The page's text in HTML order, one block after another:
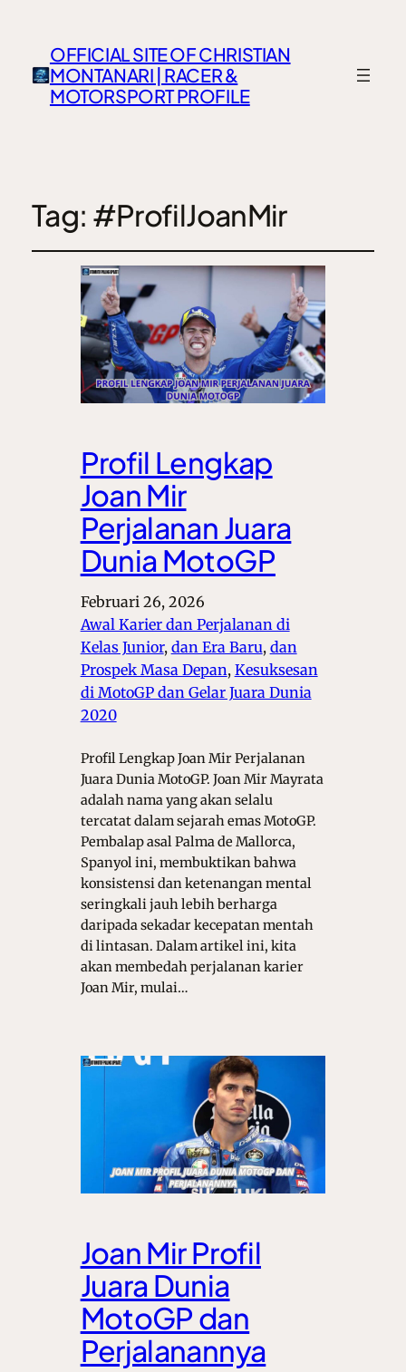
OFFICIAL SITE OF CHRISTIAN
MONTANARI | RACER &
MOTORSPORT PROFILE
Tag: #ProfilJoanMir
Profil Lengkap
Joan Mir
Perjalanan Juara
Dunia MotoGP
Februari 26, 2026
Awal Karier dan Perjalanan di
Kelas Junior, dan Era Baru, dan
Prospek Masa Depan, Kesuksesan
di MotoGP dan Gelar Juara Dunia
2020
Profil Lengkap Joan Mir Perjalanan
Juara Dunia MotoGP. Joan Mir Mayrata
adalah nama yang akan selalu
tercatat dalam sejarah emas MotoGP.
Pembalap asal Palma de Mallorca,
Spanyol ini, membuktikan bahwa
konsistensi dan ketenangan mental
seringkali jauh lebih berharga
daripada sekadar kecepatan mentah
di lintasan. Dalam artikel ini, kita
akan membedah perjalanan karier
Joan Mir, mulai…
Joan Mir Profil
Juara Dunia
MotoGP dan
Perjalanannya